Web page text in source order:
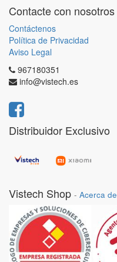
Contacte con nosotros
Contáctenos
Política de Privacidad
Aviso Legal
967180351
info@vistech.es
Distribuidor Exclusivo
Vistech Shop - Acerca de